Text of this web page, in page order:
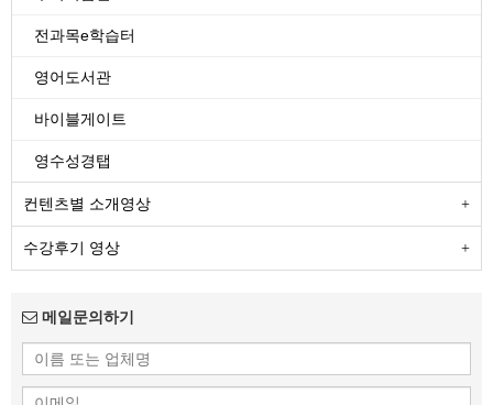
전과목e학습터
영어도서관
바이블게이트
영수성경탭
컨텐츠별 소개영상
수강후기 영상
메일문의하기